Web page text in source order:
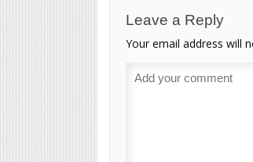
Leave a Reply
Your email address will